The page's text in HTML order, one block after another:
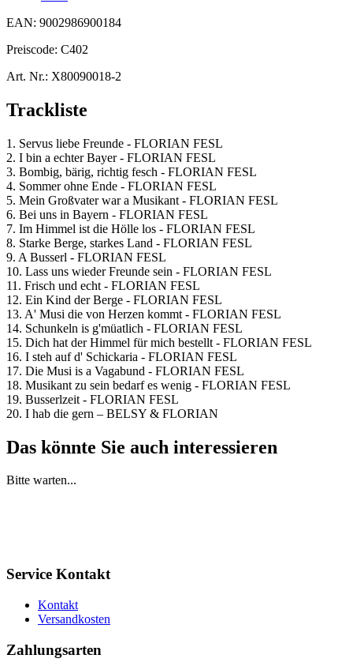
EAN: 9002986900184
Preiscode: C402
Art. Nr.: X80090018-2
Trackliste
1. Servus liebe Freunde - FLORIAN FESL
2. I bin a echter Bayer - FLORIAN FESL
3. Bombig, bärig, richtig fesch - FLORIAN FESL
4. Sommer ohne Ende - FLORIAN FESL
5. Mein Großvater war a Musikant - FLORIAN FESL
6. Bei uns in Bayern - FLORIAN FESL
7. Im Himmel ist die Hölle los - FLORIAN FESL
8. Starke Berge, starkes Land - FLORIAN FESL
9. A Busserl - FLORIAN FESL
10. Lass uns wieder Freunde sein - FLORIAN FESL
11. Frisch und echt - FLORIAN FESL
12. Ein Kind der Berge - FLORIAN FESL
13. A' Musi die von Herzen kommt - FLORIAN FESL
14. Schunkeln is g'müatlich - FLORIAN FESL
15. Dich hat der Himmel für mich bestellt - FLORIAN FESL
16. I steh auf d' Schickaria - FLORIAN FESL
17. Die Musi is a Vagabund - FLORIAN FESL
18. Musikant zu sein bedarf es wenig - FLORIAN FESL
19. Busserlzeit - FLORIAN FESL
20. I hab die gern – BELSY & FLORIAN
Das könnte Sie auch interessieren
Bitte warten...
Service Kontakt
Kontakt
Versandkosten
Zahlungsarten